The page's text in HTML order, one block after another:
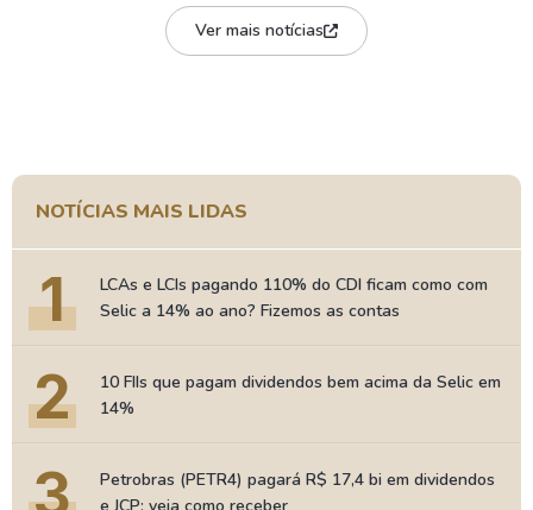
Ver mais notícias
NOTÍCIAS MAIS LIDAS
1
LCAs e LCIs pagando 110% do CDI ficam como com
Selic a 14% ao ano? Fizemos as contas
2
10 FIIs que pagam dividendos bem acima da Selic em
14%
3
Petrobras (PETR4) pagará R$ 17,4 bi em dividendos